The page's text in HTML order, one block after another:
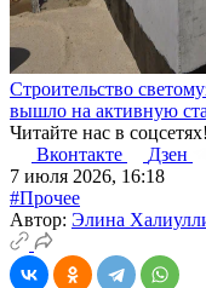
Строительство
вышло на активную
Читайте нас в соцсетях!
Вконтакте
Дзен
7 июля 2026, 16:18
#Прочее
Автор: Элина